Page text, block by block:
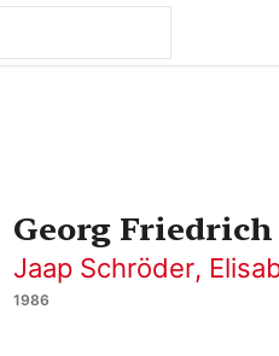
Georg
Jaap Schröder,
1986